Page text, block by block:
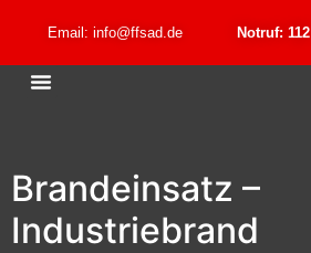
Email: info@ffsad.de Notruf: 112
Brandeinsatz –
Industriebrand